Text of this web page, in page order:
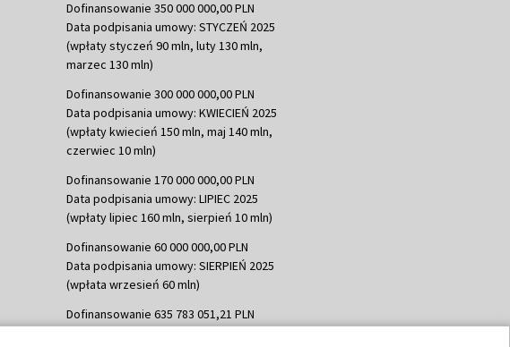
Dofinansowanie 350 000 000,00 PLN
Data podpisania umowy: STYCZEŃ 2025
(wpłaty styczeń 90 mln, luty 130 mln,
marzec 130 mln)
Dofinansowanie 300 000 000,00 PLN
Data podpisania umowy: KWIECIEŃ 2025
(wpłaty kwiecień 150 mln, maj 140 mln,
czerwiec 10 mln)
Dofinansowanie 170 000 000,00 PLN
Data podpisania umowy: LIPIEC 2025
(wpłaty lipiec 160 mln, sierpień 10 mln)
Dofinansowanie 60 000 000,00 PLN
Data podpisania umowy: SIERPIEŃ 2025
(wpłata wrzesień 60 mln)
Dofinansowanie 635 783 051,21 PLN